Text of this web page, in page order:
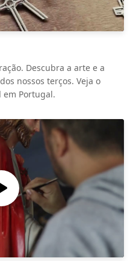
Descubra a arte e a
nossos terços. Veja o
em Portugal.